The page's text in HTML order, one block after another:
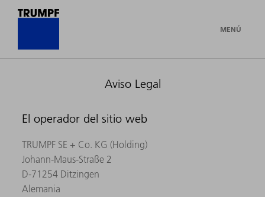
MENÚ
Aviso Legal
El operador del sitio web
TRUMPF SE + Co. KG (Holding)
Johann-Maus-Straße 2
D-71254 Ditzingen
Alemania